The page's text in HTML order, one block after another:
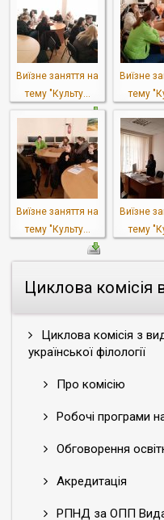
Циклова комісія
Циклова комісія з
української філології
Про комісію
Робочі програми
Обговорення
Акредитація
РПНД за ОПП
Виїзне заняття на
тему "Культу...
Виїзне
тему
Виїзне заняття на
тему "Культу...
Виїзне
тему